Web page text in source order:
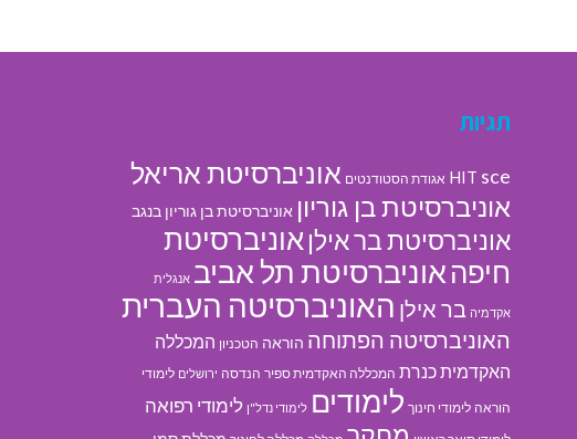
תגיות
HIT sce אגודת הסטודנטים אוניברסיטת אריאל
אוניברסיטת בן גוריון אוניברסיטת בן גוריון בנגב
אוניברסיטת בר אילן אוניברסיטת
חיפהאוניברסיטת תל אביב אנגלית
אקדמיה בר אילן האוניברסיטה העברית
האוניברסיטה הפתוחה הוראה הטכניון המכללה
האקדמית כנרת המכללה האקדמית ספיר הנדסה ירושלים לימודי
הוראה לימודי חינוך לימודים לימודי נדל"ן לימודי רפואה